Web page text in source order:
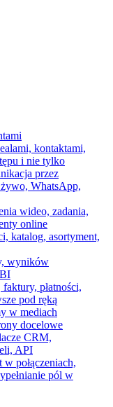
kontaktami,
i nie tylko
przez
WhatsApp,
wideo, zadania,
online
katalog, asortyment,
wyników
płatności,
pod ręką
w mediach
docelowe
CRM,
API
połączeniach,
pól w